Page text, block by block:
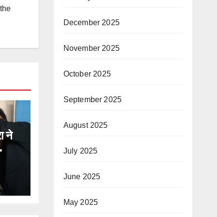
ने
December 2025
November 2025
October 2025
September 2025
August 2025
July 2025
June 2025
May 2025